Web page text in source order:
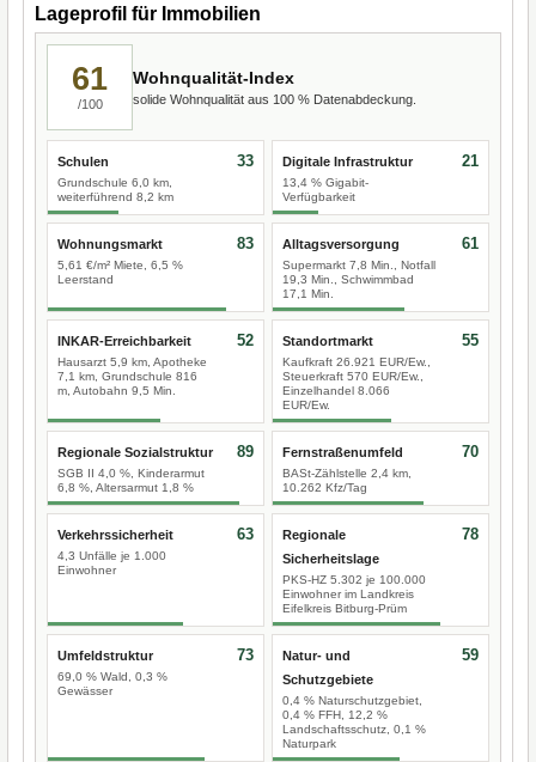
Lageprofil für Immobilien
61
/100
Wohnqualität-Index
solide Wohnqualität aus 100 % Datenabdeckung.
Schulen
Grundschule 6,0 km,
weiterführend 8,2 km
33 Digitale Infrastruktur
13,4 % Gigabit-
Verfügbarkeit
21
Wohnungsmarkt
5,61 €/m² Miete, 6,5 %
Leerstand
83 Alltagsversorgung
Supermarkt 7,8 Min., Notfall
19,3 Min., Schwimmbad
17,1 Min.
61
INKAR-Erreichbarkeit
Hausarzt 5,9 km, Apotheke
7,1 km, Grundschule 816
m, Autobahn 9,5 Min.
52 Standortmarkt
Kaufkraft 26.921 EUR/Ew.,
Steuerkraft 570 EUR/Ew.,
Einzelhandel 8.066
EUR/Ew.
55
Regionale Sozialstruktur
SGB II 4,0 %, Kinderarmut
6,8 %, Altersarmut 1,8 %
89 Fernstraßenumfeld
BASt-Zählstelle 2,4 km,
10.262 Kfz/Tag
70
Verkehrssicherheit
4,3 Unfälle je 1.000
Einwohner
63
Regionale
Sicherheitslage
PKS-HZ 5.302 je 100.000
Einwohner im Landkreis
Eifelkreis Bitburg-Prüm
78
Umfeldstruktur
69,0 % Wald, 0,3 %
Gewässer
73
Natur- und
Schutzgebiete
0,4 % Naturschutzgebiet,
0,4 % FFH, 12,2 %
Landschaftsschutz, 0,1 %
Naturpark
59